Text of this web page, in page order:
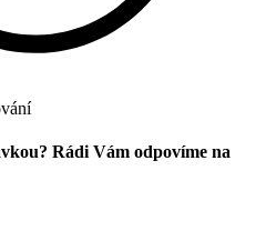
Rádi Vám odpovíme na